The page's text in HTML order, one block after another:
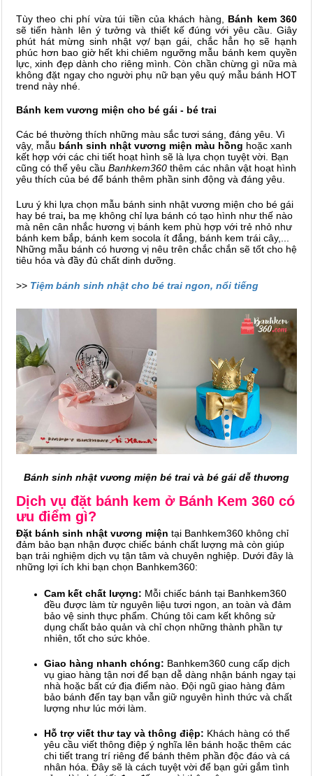
Tùy theo chi phí vừa túi tiền của khách hàng, Bánh kem 360
sẽ tiến hành lên ý tưởng và thiết kế đúng với yêu cầu. Giây
phút hát mừng sinh nhật vợ/ bạn gái, chắc hẳn họ sẽ hạnh
phúc hơn bao giờ hết khi chiêm ngưỡng mẫu bánh kem quyền
lực, xinh đẹp dành cho riêng mình. Còn chần chừng gì nữa mà
không đặt ngay cho người phụ nữ bạn yêu quý mẫu bánh HOT
trend này nhé.
Bánh kem vương miện cho bé gái - bé trai
Các bé thường thích những màu sắc tươi sáng, đáng yêu. Vì
vậy, mẫu bánh sinh nhật vương miện màu hồng hoặc xanh
kết hợp với các chi tiết hoạt hình sẽ là lựa chọn tuyệt vời. Bạn
cũng có thể yêu cầu Banhkem360 thêm các nhân vật hoạt hình
yêu thích của bé để bánh thêm phần sinh động và đáng yêu.
Lưu ý khi lựa chọn mẫu bánh sinh nhật vương miện cho bé gái
hay bé trai, ba mẹ không chỉ lựa bánh có tạo hình như thế nào
mà nên cân nhắc hương vị bánh kem phù hợp với trẻ nhỏ như
bánh kem bắp, bánh kem socola ít đắng, bánh kem trái cây,...
Những mẫu bánh có hương vị nêu trên chắc chắn sẽ tốt cho hệ
tiêu hóa và đầy đủ chất dinh dưỡng.
>> Tiệm bánh sinh nhật cho bé trai ngon, nổi tiếng
Bánh sinh nhật vương miện bé trai và bé gái dễ thương
Dịch vụ đặt bánh kem ở Bánh Kem 360 có
ưu điểm gì?
Đặt bánh sinh nhật vương miện tại Banhkem360 không chỉ
đảm bảo bạn nhận được chiếc bánh chất lượng mà còn giúp
bạn trải nghiệm dịch vụ tận tâm và chuyên nghiệp. Dưới đây là
những lợi ích khi bạn chọn Banhkem360:
Cam kết chất lượng: Mỗi chiếc bánh tại Banhkem360
đều được làm từ nguyên liệu tươi ngon, an toàn và đảm
bảo vệ sinh thực phẩm. Chúng tôi cam kết không sử
dụng chất bảo quản và chỉ chọn những thành phần tự
nhiên, tốt cho sức khỏe.
Giao hàng nhanh chóng: Banhkem360 cung cấp dịch
vụ giao hàng tận nơi để bạn dễ dàng nhận bánh ngay tại
nhà hoặc bất cứ địa điểm nào. Đội ngũ giao hàng đảm
bảo bánh đến tay bạn vẫn giữ nguyên hình thức và chất
lượng như lúc mới làm.
Hỗ trợ viết thư tay và thông điệp: Khách hàng có thể
yêu cầu viết thông điệp ý nghĩa lên bánh hoặc thêm các
chi tiết trang trí riêng để bánh thêm phần độc đáo và cá
nhân hóa. Đây sẽ là cách tuyệt vời để bạn gửi gắm tình